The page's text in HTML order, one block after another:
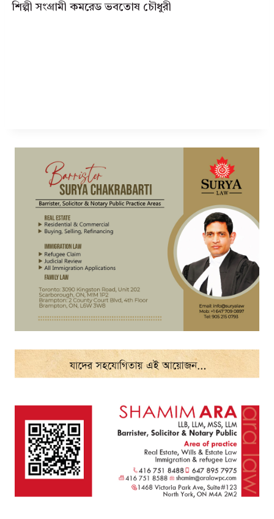
শিল্পী সংগ্রামী কমরেড ভবতোষ চৌধুরী